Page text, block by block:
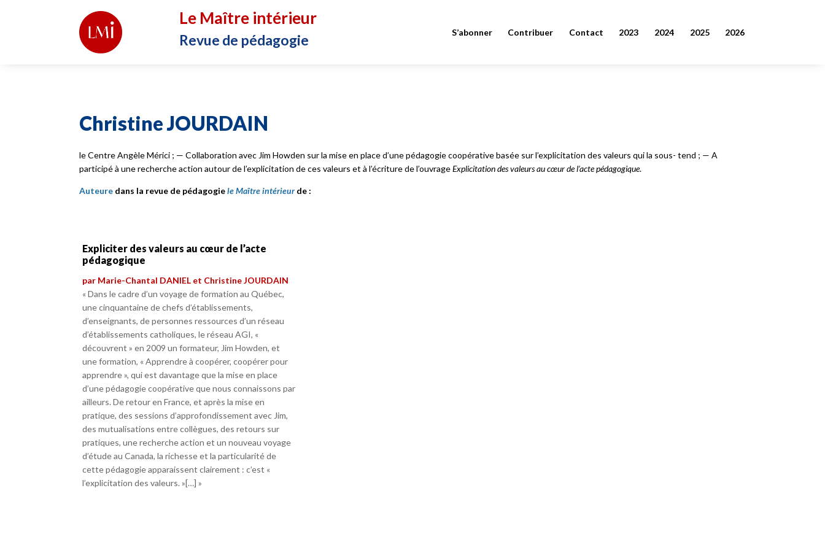
Le Maître intérieur
Revue de pédagogie S’abonner Contribuer Contact 2023 2024 2025 2026
Christine JOURDAIN
le Centre Angèle Mérici ; — Collaboration avec Jim Howden sur la mise en place d’une pédagogie coopérative basée sur l’explicitation des valeurs qui la sous- tend ; — A
participé à une recherche action autour de l’explicitation de ces valeurs et à l’écriture de l’ouvrageExplicitation des valeurs au cœur de l’acte pédagogique.
Auteure dans la revue de pédagogiele Maître intérieurde :
Expliciter des valeurs au cœur de l’acte
pédagogique
par Marie-Chantal DANIEL et Christine JOURDAIN
« Dans le cadre d’un voyage de formation au Québec,
une cinquantaine de chefs d’établissements,
d’enseignants, de personnes ressources d’un réseau
d’établissements catholiques, le réseau AGI, «
découvrent » en 2009 un formateur, Jim Howden, et
une formation, « Apprendre à coopérer, coopérer pour
apprendre », qui est davantage que la mise en place
d’une pédagogie coopérative que nous connaissons par
ailleurs. De retour en France, et après la mise en
pratique, des sessions d’approfondissement avec Jim,
des mutualisations entre collègues, des retours sur
pratiques, une recherche action et un nouveau voyage
d’étude au Canada, la richesse et la particularité de
cette pédagogie apparaissent clairement : c’est «
l’explicitation des valeurs. »[…] »